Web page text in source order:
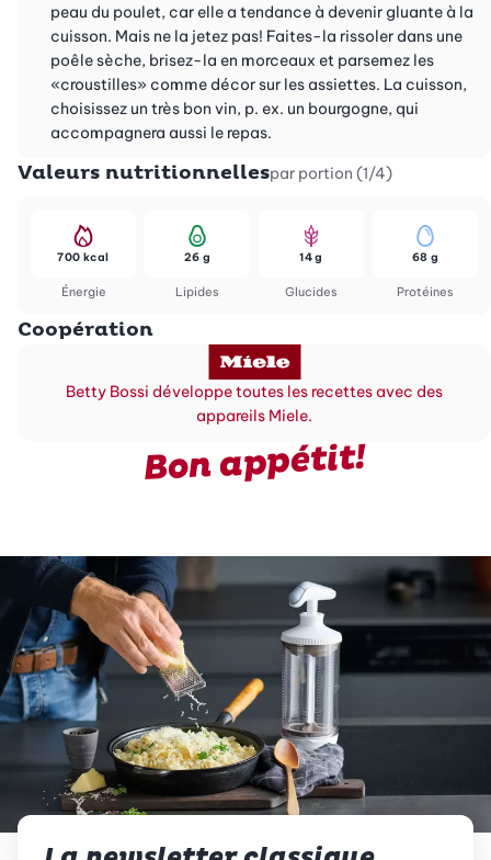
peau du poulet, car elle a tendance à devenir gluante à la
cuisson. Mais ne la jetez pas! Faites-la rissoler dans une
poêle sèche, brisez-la en morceaux et parsemez les
«croustilles» comme décor sur les assiettes. La cuisson,
choisissez un très bon vin, p. ex. un bourgogne, qui
accompagnera aussi le repas.
Valeurs nutritionnellespar portion (1/4)
Énergie
700 kcal
Lipides
26 g
Glucides
14 g
Protéines
68 g
Coopération
Betty Bossi développe toutes les recettes avec des
appareils Miele.
Bon appétit!